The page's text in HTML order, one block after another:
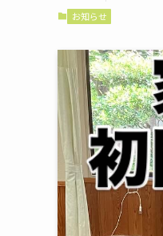
お知らせ